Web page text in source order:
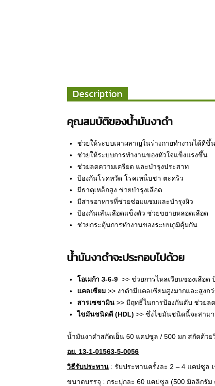
Description
คุณสมบัติของน้ำมันงาดำ
ช่วยให้ระบบเผาผลาญในร่างกายทำงานได้ดีขึ้น
ช่วยให้ระบบการทำงานของหัวใจแข็งแรงขึ้น
ช่วยลดความเครียด และบำรุงประสาท
ป้องกันโรคหวัด โรคเหน็บชา ตะคริว
มีธาตุเหล็กสูง ช่วยบำรุงเลือด
มีสารอาหารที่ช่วยซ่อมแซมและบำรุงผิว
ป้องกันเส้นเลือดแข็งตัว ช่วยขยายหลอดเลือด
ช่วยกระตุ้นการทำงานของระบบภูมิคุ้มกัน
น้ำมันงาดำจะประกอบไปด้วย
โอเมก้า 3-6-9 >> ช่วยการไหลเวียนของเลือด
แคลเซียม >> งาดำมีแคลเซียมสูงมากและสูงก
สารเซซามิน >> มีฤทธิ์ในการป้องกันตับ ช่วยล
ไขมันชนิดดี (HDL) >> ซึ่งไขมันชนิดนี้จะสาม
น้ำมันงาดำสกัดเย็น 60 แคปซูล / 500 มก สกัดด้ว
อย. 13-1-01563-5-0056
วิธีรับประทาน : รับประทานครั้งละ 2 – 4 แคปซูล
ขนาดบรรจุ : กระปุกละ 60 แคปซูล (500 มิลลิกรัม